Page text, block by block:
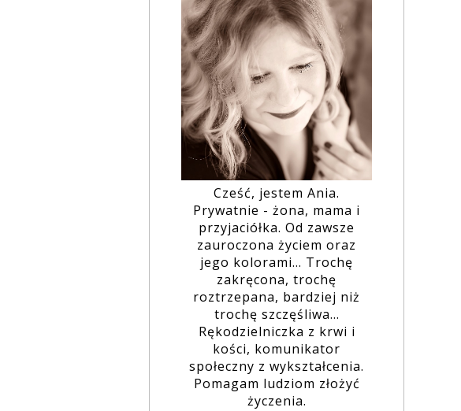
Cześć, jestem Ania.
Prywatnie - żona, mama i
przyjaciółka. Od zawsze
zauroczona życiem oraz
jego kolorami... Trochę
zakręcona, trochę
roztrzepana, bardziej niż
trochę szczęśliwa...
Rękodzielniczka z krwi i
kości, komunikator
społeczny z wykształcenia.
Pomagam ludziom złożyć
życzenia.